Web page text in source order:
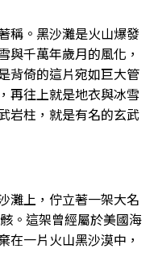
稱。黑沙灘是火山爆發
與千萬年歲月的風化，
背倚的這片宛如巨大管
再往上就是地衣與冰雪
岩柱，就是有名的玄武
灘上，佇立著一架大名
。這架曾經屬於美國海
在一片火山黑沙漠中，